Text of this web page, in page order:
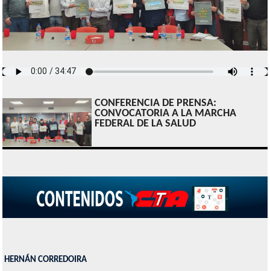
CONFERENCIA DE PRENSA:
CONVOCATORIA A LA MARCHA
FEDERAL DE LA SALUD
HERNÁN CORREDOIRA